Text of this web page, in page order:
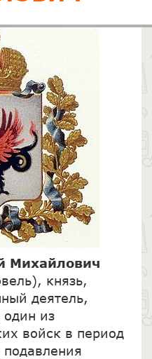
Михайлович
князь,
деятель,
один из
войск в период